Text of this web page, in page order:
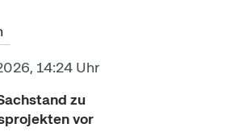
14:24 Uhr
zu
vor